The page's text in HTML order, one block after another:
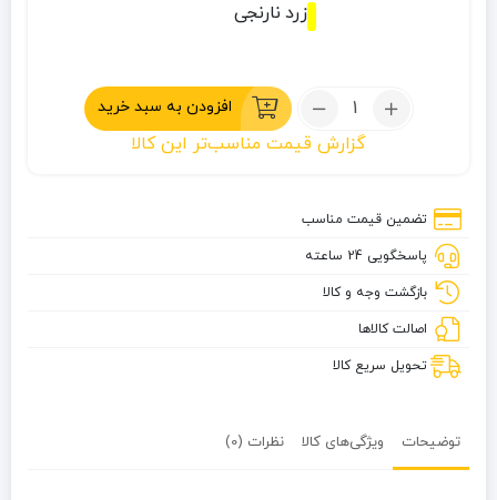
زرد نارنجی
تعداد:
کوله
2
افزودن به سبد خرید
گزارش قیمت مناسب‌تر این کالا
تضمین قیمت مناسب
پاسخگویی 24 ساعته
بازگشت وجه و کالا
اصالت کالاها
تحویل سریع کالا
توضیحات ویژگی‌های کالا نظرات (0)